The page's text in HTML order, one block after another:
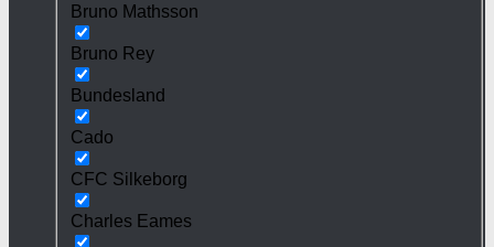
Bruno Mathsson
Bruno Rey
Bundesland
Cado
CFC Silkeborg
Charles Eames